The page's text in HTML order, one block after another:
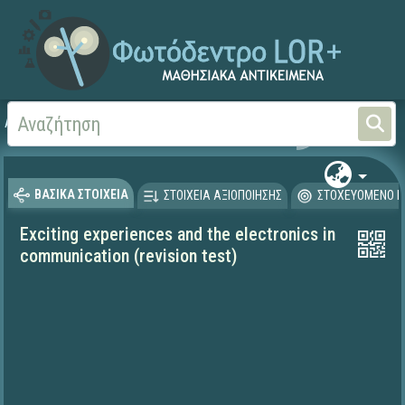
Αρχική Ξένες Γλώσσες -
ΒΑΣΙΚΑ ΣΤΟΙΧΕΙΑ ΣΤΟΙΧΕΙΑ ΑΞΙΟΠΟΙΗΣΗΣ ΣΤΟΧΕΥΟΜΕΝΟ
Exciting experiences and the electronics in
communication (revision test)